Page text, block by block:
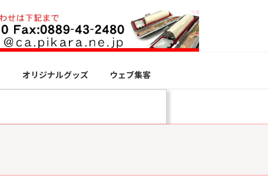
オリジナルグッズ ウェブ集客